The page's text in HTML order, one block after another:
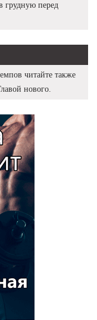
грудную перед
читайте также
нового.